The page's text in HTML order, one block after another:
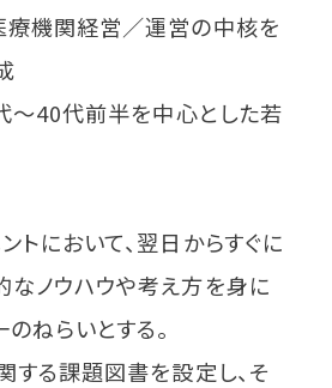
機関経営／運営の中核を
～40代前半を中心とした若
トにおいて、翌日からすぐに
なノウハウや考え方を身に
ねらいとする。
する課題図書を設定し、そ